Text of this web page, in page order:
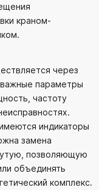
краном-
через
параметры
частоту
индикаторы
замена
позволяющую
объединять
комплекс.